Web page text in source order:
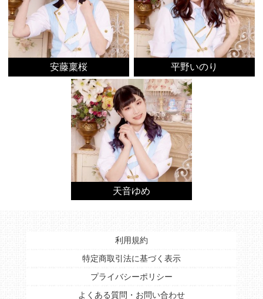
安藤稟桜 平野いのり
天音ゆめ
利用規約
特定商取引法に基づく表示
プライバシーポリシー
よくある質問・お問い合わせ